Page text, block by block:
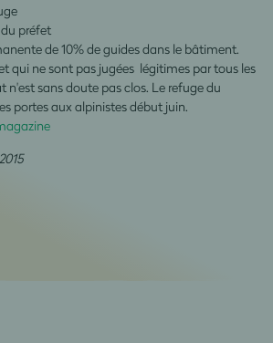
préfet
de 10% de guides dans le bâtiment.
qui ne sont pas jugées légitimes par tous les
n'est sans doute pas clos. Le refuge du
portes aux alpinistes début juin.